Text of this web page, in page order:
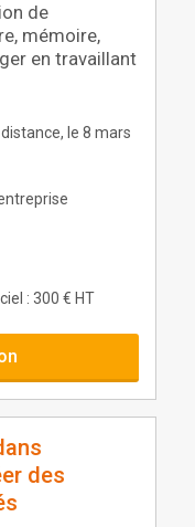
de
mémoire,
en travaillant
le 8 mars
: 300 € HT
des